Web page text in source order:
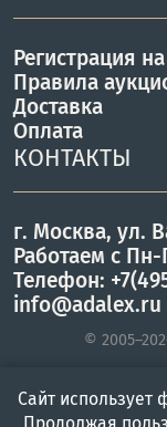
Регистрация
Правила
Доставка
Оплата
КОНТАКТЫ
г. Москва, ул.
Работаем с Пн-
Телефон:
info@adalex.ru
©
Сайт использует